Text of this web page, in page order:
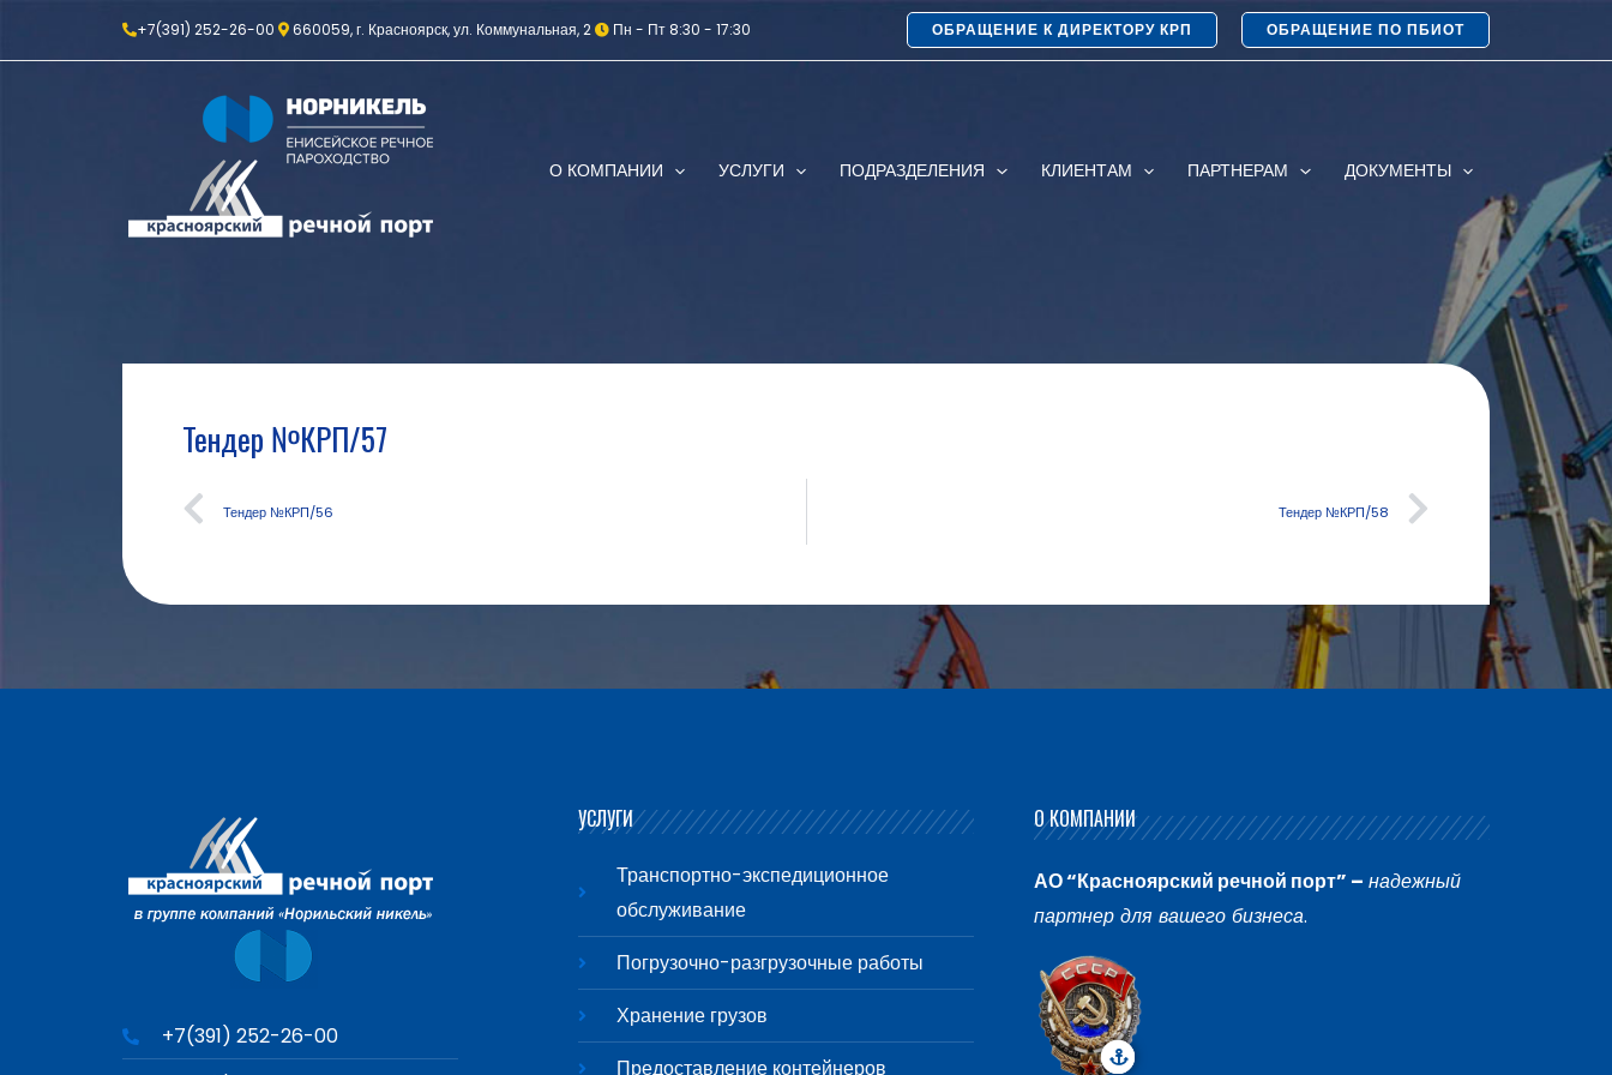
+7(391) 252-26-00 660059, г. Красноярск, ул. Коммунальная, 2 Пн - Пт 8:30 - 17:30 ОБРАЩЕНИЕ К ДИРЕКТОРУ КРП ОБРАЩЕНИЕ ПО ПБИОТ
О КОМПАНИИ УСЛУГИ ПОДРАЗДЕЛЕНИЯ КЛИЕНТАМ ПАРТНЕРАМ ДОКУМЕНТЫ
Тендер №КРП/57
Тендер №КРП/56 Тендер №КРП/58
+7(391) 252-26-00
УСЛУГИ
Транспортно-экспедиционное
обслуживание
Погрузочно-разгрузочные работы
Хранение грузов
Предоставление контейнеров
О КОМПАНИИ
АО “Красноярский речной порт” – надежный
партнер для вашего бизнеса.